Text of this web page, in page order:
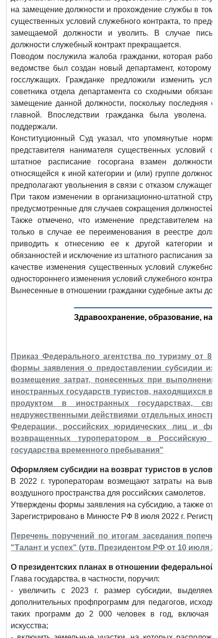
на замещение должности и прохождение службы в том
существенных условий служебного контракта, то
замещаемой должности и уволить. В случае
должности служебный контракт прекращается.
Поводом послужила жалоба гражданки, которая
ведомстве был создан новый департамент, которому
госслужащих. Гражданке предложили изменить
советника отдела департамента со сходными
замещение данной должности, поскольку последняя
главной. Впоследствии гражданка была
поддержали.
Конституционный Суд указал, что упомянутые
представителя нанимателя существенных условий
штатное расписание госоргана взамен
относящейся к иной категории и (или) группе
предполагают увольнения в связи с отказом
При таком изменении в организационно-штатной
предусмотренные для случаев сокращения должностей.
Также отмечено, что изменение представителем
только в случае ее переименования в реестре
приводить к отнесению ее к другой категории
обязанностей и исключение из штатного расписания
качестве изменения существенных условий
одностороннего изменения условий служебного
Вынесенные в отношении гражданки судебные акты
Здравоохранение, образование,
Приказ Федерального агентства по туризму от
формы заявления о предоставлении субсидии
возмещение затрат, понесенных при
иностранных государств туристов, находящихся
продуктом в иностранных государствах,
недружественными действиями отдельных
Федерации, российских юридических лиц и
возвращенных туроператором в
государства временного пребывания"
Оформляем субсидии на возврат туристов в
В 2022 г. туроператорам возмещают затраты на
воздушного пространства для российских самолетов.
Утверждены формы заявления на субсидию, а также
Зарегистрировано в Минюсте РФ 8 июля 2022 г.
Перечень поручений по итогам заседания
"Талант и успех" (утв. Президентом РФ от 10 июля
О президентских планах в отношении
Глава государства, в частности, поручил:
- увеличить с 2023 г. размер субсидии,
дополнительных профпрограмм для педагогов,
таких программ до 2 000 человек в год, включая
искусства;